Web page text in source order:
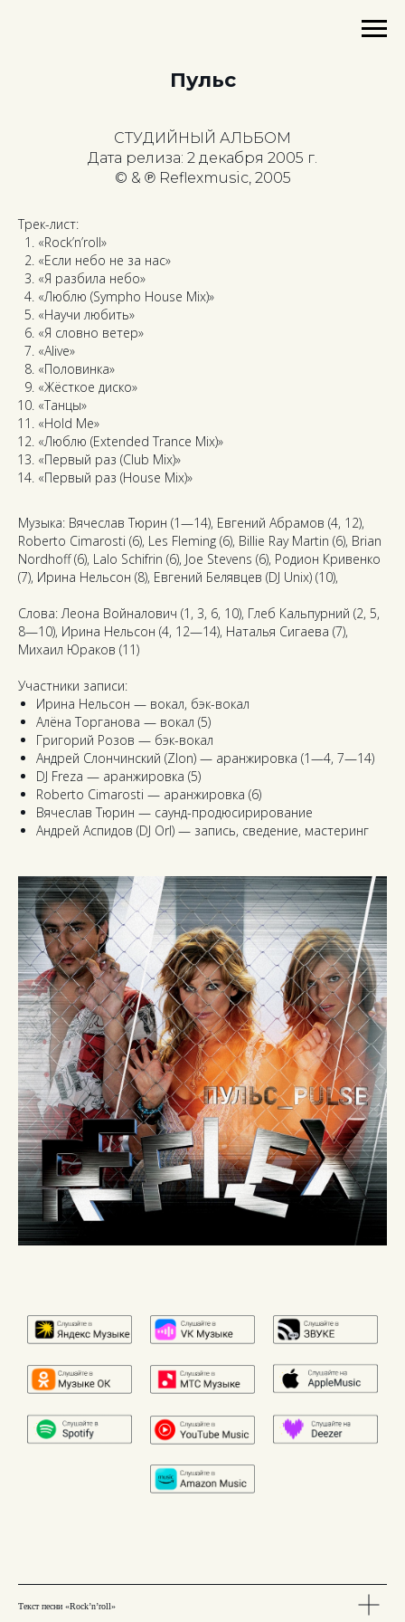
Пульс
СТУДИЙНЫЙ АЛЬБОМ
Дата релиза: 2 декабря 2005 г.
© & ℗ Reflexmusic, 2005
Трек-лист:
«Rock’n’roll»
«Если небо не за нас»
«Я разбила небо»
«Люблю (Sympho House Mix)»
«Научи любить»
«Я словно ветер»
«Alive»
«Половинка»
«Жёсткое диско»
«Танцы»
«Hold Me»
«Люблю (Extended Trance Mix)»
«Первый раз (Club Mix)»
«Первый раз (House Mix)»
Музыка: Вячеслав Тюрин (1—14), Евгений Абрамов (4, 12),
Roberto Cimarosti (6), Les Fleming (6), Billie Ray Martin (6), Brian
Nordhoff (6), Lalo Schifrin (6), Joe Stevens (6), Родион Кривенко
(7), Ирина Нельсон (8), Евгений Белявцев (DJ Unix) (10),
Слова: Леона Войналович (1, 3, 6, 10), Глеб Кальпурний (2, 5,
8—10), Ирина Нельсон (4, 12—14), Наталья Сигаева (7),
Михаил Юраков (11)
Участники записи:
Ирина Нельсон — вокал, бэк-вокал
Алёна Торганова — вокал (5)
Григорий Розов — бэк-вокал
Андрей Слончинский (Zlon) — аранжировка (1—4, 7—14)
DJ Freza — аранжировка (5)
Roberto Cimarosti — аранжировка (6)
Вячеслав Тюрин — саунд-продюсирирование
Андрей Аспидов (DJ Orl) — запись, сведение, мастеринг
Текст песни «Rock’n’roll»